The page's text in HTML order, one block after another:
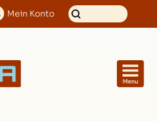
Mein Konto